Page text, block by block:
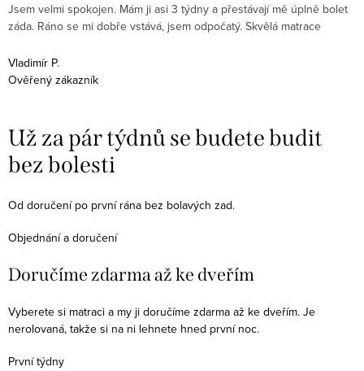
Jsem velmi spokojen. Mám ji asi 3 týdny a přestávají mě úplně bolet
záda. Ráno se mi dobře vstává, jsem odpočatý. Skvělá matrace
Vladimír P.
Ověřený zákazník
Už za pár týdnů se budete budit
bez bolesti
Od doručení po první rána bez bolavých zad.
Objednání a doručení
Doručíme zdarma až ke dveřím
Vyberete si matraci a my ji doručíme zdarma až ke dveřím. Je
nerolovaná, takže si na ni lehnete hned první noc.
První týdny